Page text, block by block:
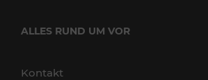
ALLES RUND UM VOR
Kontakt